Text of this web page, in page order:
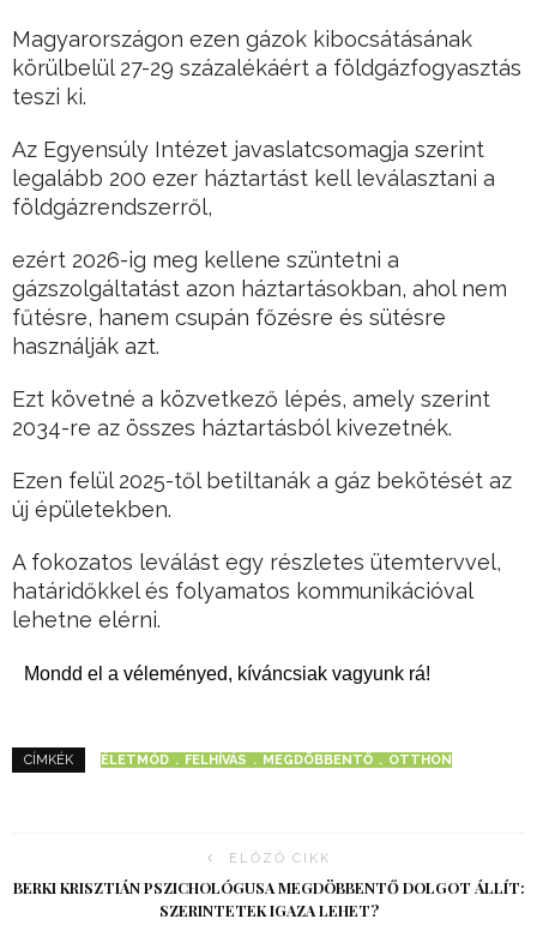
Magyarországon ezen gázok kibocsátásának
körülbelül 27-29 százalékáért a földgázfogyasztás
teszi ki.
Az Egyensúly Intézet javaslatcsomagja szerint
legalább 200 ezer háztartást kell leválasztani a
földgázrendszerről,
ezért 2026-ig meg kellene szüntetni a
gázszolgáltatást azon háztartásokban, ahol nem
fűtésre, hanem csupán főzésre és sütésre
használják azt.
Ezt követné a közvetkező lépés, amely szerint
2034-re az összes háztartásból kivezetnék.
Ezen felül 2025-től betiltanák a gáz bekötését az
új épületekben.
A fokozatos leválást egy részletes ütemtervvel,
határidőkkel és folyamatos kommunikációval
lehetne elérni.
Mondd el a véleményed, kíváncsiak vagyunk rá!
CÍMKÉK ÉLETMÓD FELHÍVÁS MEGDÖBBENTŐ OTTHON
ELŐZŐ CIKK
BERKI KRISZTIÁN PSZICHOLÓGUSA MEGDÖBBENTŐ DOLGOT ÁLLÍT:
SZERINTETEK IGAZA LEHET?